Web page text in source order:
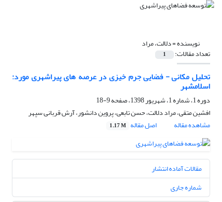
نویسنده =دلالت، مراد
تعداد مقالات: 1
تحلیل مکانی - فضایی جرم خیزی در عرصه های پیراشهری مورد:
اسلامشهر
دوره 1، شماره 1، شهریور 1398، صفحه
9-18
افشین متقی، مراد دلالت، حسن تابعی، پروین دانشور، آرش قربانی سپهر
مشاهده مقاله
اصل مقاله 1.17 M
مقالات آماده انتشار
شماره جاری